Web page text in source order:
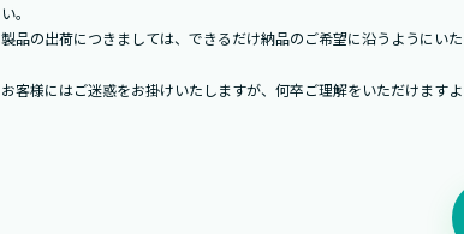
い。
製品の出荷につきましては、できるだけ納品のご希望に沿うようにい
お客様にはご迷惑をお掛けいたしますが、何卒ご理解をいただけますよ